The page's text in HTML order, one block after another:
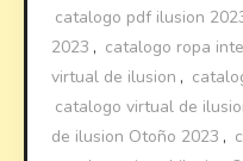
catalogo pdf ilusion
2023 , catalogo ropa
virtual de ilusion ,
catalogo virtual de
de ilusion Otoño 2023 ,